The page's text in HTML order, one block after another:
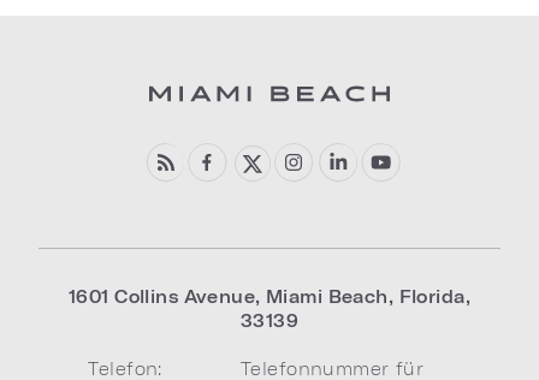
1601 Collins Avenue, Miami Beach, Florida,
33139
Telefon:
Telefonnummer für